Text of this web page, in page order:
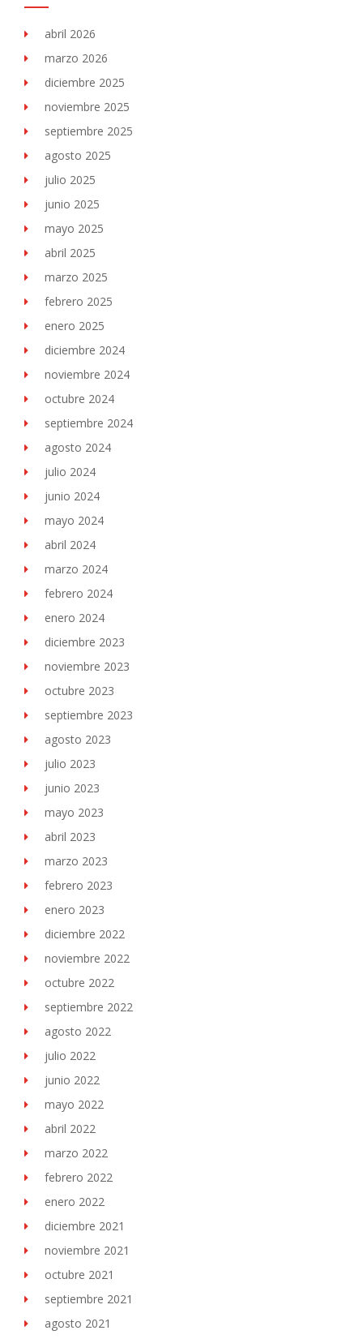
abril 2026
marzo 2026
diciembre 2025
noviembre 2025
septiembre 2025
agosto 2025
julio 2025
junio 2025
mayo 2025
abril 2025
marzo 2025
febrero 2025
enero 2025
diciembre 2024
noviembre 2024
octubre 2024
septiembre 2024
agosto 2024
julio 2024
junio 2024
mayo 2024
abril 2024
marzo 2024
febrero 2024
enero 2024
diciembre 2023
noviembre 2023
octubre 2023
septiembre 2023
agosto 2023
julio 2023
junio 2023
mayo 2023
abril 2023
marzo 2023
febrero 2023
enero 2023
diciembre 2022
noviembre 2022
octubre 2022
septiembre 2022
agosto 2022
julio 2022
junio 2022
mayo 2022
abril 2022
marzo 2022
febrero 2022
enero 2022
diciembre 2021
noviembre 2021
octubre 2021
septiembre 2021
agosto 2021